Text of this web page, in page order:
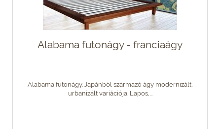
Alabama futonágy - franciaágy
Alabama futonágy. Japánból származó ágy modernizált,
urbanizált variációja. Lapos,...